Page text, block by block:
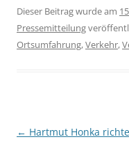
Dieser Beitrag wurde am
Pressemitteilung
Ortsumfahrung,Verkehr,
Beitragsnavigation
← Hartmut Honka